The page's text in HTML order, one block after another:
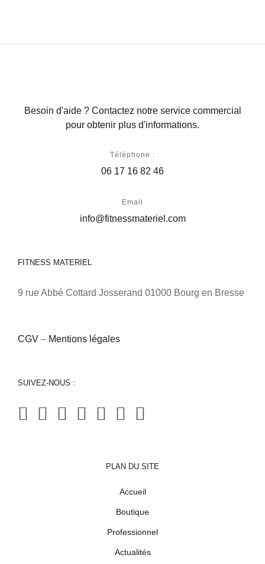
Besoin d'aide ? Contactez notre service commercial
pour obtenir plus d'informations.
Téléphone :
06 17 16 82 46
Email
info@fitnessmateriel.com
FITNESS MATERIEL
9 rue Abbé Cottard Josserand 01000 Bourg en Bresse
CGV – Mentions légales
SUIVEZ-NOUS :
PLAN DU SITE
Accueil
Boutique
Professionnel
Actualités